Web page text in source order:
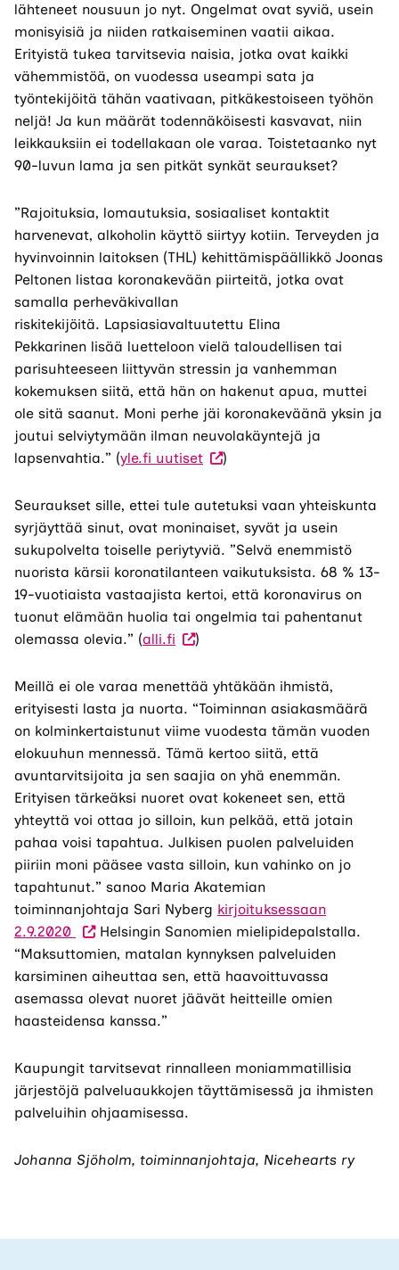
lähteneet nousuun jo nyt. Ongelmat ovat syviä, usein
monisyisiä ja niiden ratkaiseminen vaatii aikaa.
Erityistä tukea tarvitsevia naisia, jotka ovat kaikki
vähemmistöä, on vuodessa useampi sata ja
työntekijöitä tähän vaativaan, pitkäkestoiseen työhön
neljä! Ja kun määrät todennäköisesti kasvavat, niin
leikkauksiin ei todellakaan ole varaa. Toistetaanko nyt
90-luvun lama ja sen pitkät synkät seuraukset?
”Rajoituksia, lomautuksia, sosiaaliset kontaktit
harvenevat, alkoholin käyttö siirtyy kotiin. Terveyden ja
hyvinvoinnin laitoksen (THL) kehittämispäällikkö Joonas
Peltonen listaa koronakevään piirteitä, jotka ovat
samalla perheväkivallan
riskitekijöitä. Lapsiasiavaltuutettu Elina
Pekkarinen lisää luetteloon vielä taloudellisen tai
parisuhteeseen liittyvän stressin ja vanhemman
kokemuksen siitä, että hän on hakenut apua, muttei
ole sitä saanut. Moni perhe jäi koronakeväänä yksin ja
joutui selviytymään ilman neuvolakäyntejä ja
lapsenvahtia.” (yle.fi uutiset )
Seuraukset sille, ettei tule autetuksi vaan yhteiskunta
syrjäyttää sinut, ovat moninaiset, syvät ja usein
sukupolvelta toiselle periytyviä. ”Selvä enemmistö
nuorista kärsii koronatilanteen vaikutuksista. 68 % 13-
19-vuotiaista vastaajista kertoi, että koronavirus on
tuonut elämään huolia tai ongelmia tai pahentanut
olemassa olevia.” (alli.fi )
Meillä ei ole varaa menettää yhtäkään ihmistä,
erityisesti lasta ja nuorta. “Toiminnan asiakasmäärä
on kolminkertaistunut viime vuodesta tämän vuoden
elokuuhun mennessä. Tämä kertoo siitä, että
avuntarvitsijoita ja sen saajia on yhä enemmän.
Erityisen tärkeäksi nuoret ovat kokeneet sen, että
yhteyttä voi ottaa jo silloin, kun pelkää, että jotain
pahaa voisi tapahtua. Julkisen puolen palveluiden
piiriin moni pääsee vasta silloin, kun vahinko on jo
tapahtunut.” sanoo Maria Akatemian
toiminnanjohtaja Sari Nyberg kirjoituksessaan
2.9.2020
Helsingin Sanomien mielipidepalstalla.
“Maksuttomien, matalan kynnyksen palveluiden
karsiminen aiheuttaa sen, että haavoittuvassa
asemassa olevat nuoret jäävät heitteille omien
haasteidensa kanssa.”
Kaupungit tarvitsevat rinnalleen moniammatillisia
järjestöjä palveluaukkojen täyttämisessä ja ihmisten
palveluihin ohjaamisessa.
Johanna Sjöholm, toiminnanjohtaja, Nicehearts ry